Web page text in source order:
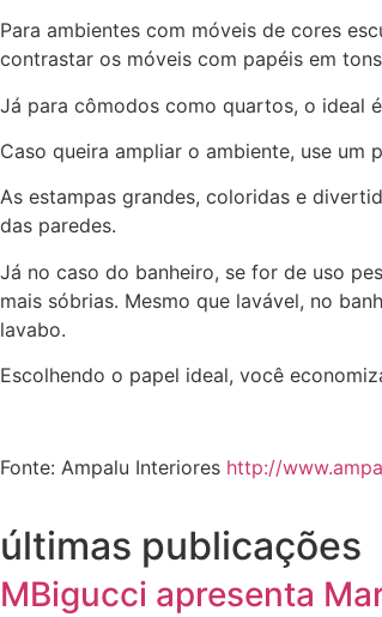
Para ambientes com móveis de cores
contrastar os móveis com papéis em
Já para cômodos como quartos, o ideal
Caso queira ampliar o ambiente, use
As estampas grandes, coloridas e
das paredes.
Já no caso do banheiro, se for de uso
mais sóbrias. Mesmo que lavável, no
lavabo.
Escolhendo o papel ideal, você
Fonte: Ampalu Interiores http://
últimas publicações
MBigucci apresenta